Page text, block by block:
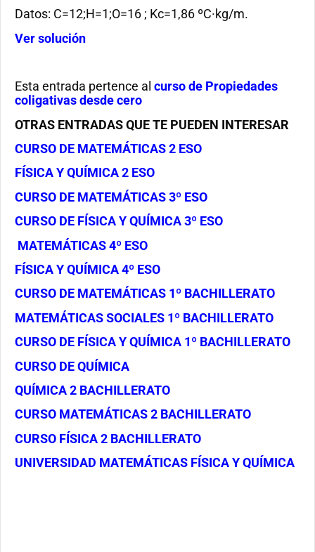
Datos: C=12;H=1;O=16 ; Kc=1,86 ºC·kg/m.
Ver solución
Esta entrada pertence al curso de Propiedades
coligativas desde cero
OTRAS ENTRADAS QUE TE PUEDEN INTERESAR
CURSO DE MATEMÁTICAS 2 ESO
FÍSICA Y QUÍMICA 2 ESO
CURSO DE MATEMÁTICAS 3º ESO
CURSO DE FÍSICA Y QUÍMICA 3º ESO
MATEMÁTICAS 4º ESO
FÍSICA Y QUÍMICA 4º ESO
CURSO DE MATEMÁTICAS 1º BACHILLERATO
MATEMÁTICAS SOCIALES 1º BACHILLERATO
CURSO DE FÍSICA Y QUÍMICA 1º BACHILLERATO
CURSO DE QUÍMICA
QUÍMICA 2 BACHILLERATO
CURSO MATEMÁTICAS 2 BACHILLERATO
CURSO FÍSICA 2 BACHILLERATO
UNIVERSIDAD MATEMÁTICAS FÍSICA Y QUÍMICA